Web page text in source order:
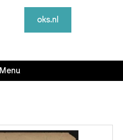
oks.nl
Menu